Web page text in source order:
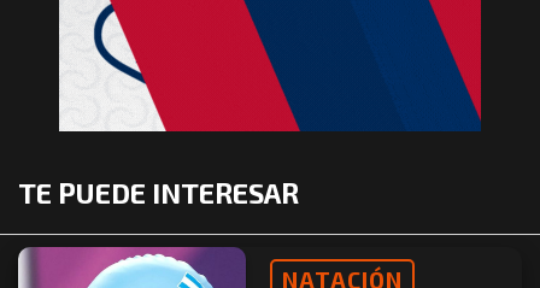
TE PUEDE INTERESAR
NATACIÓN